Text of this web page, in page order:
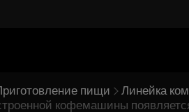
пищи
Линейка
кофемашины